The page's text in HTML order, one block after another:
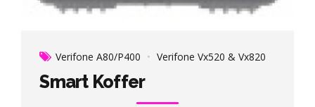
Verifone A80/P400 Verifone Vx520 & Vx820
Smart Koffer